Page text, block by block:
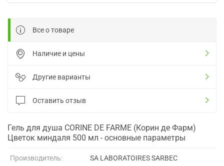
Все о товаре
Наличие и цены
Другие варианты
Оставить отзыв
Гель для душа CORINE DE FARME (Корин де Фарм)
Цветок миндаля 500 мл - основные параметры
Производитель: SA LABORATOIRES SARBEC